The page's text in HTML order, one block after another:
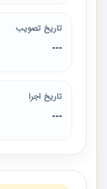
تاریخ تصویب
---
تاریخ اجرا
---